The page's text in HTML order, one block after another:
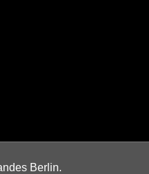
Berlin.